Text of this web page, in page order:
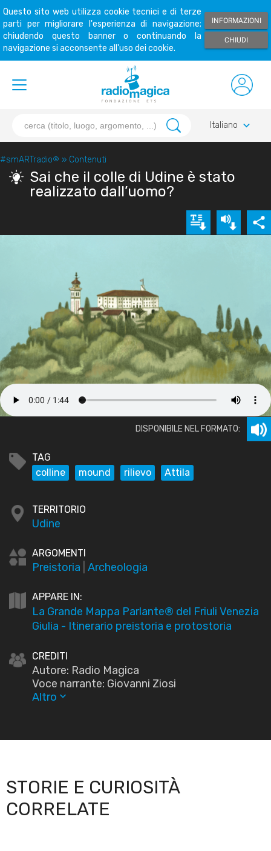
Questo sito web utilizza cookie tecnici e di terze
parti per migliorare l'esperienza di navigazione;
chiudendo questo banner o continuando la
navigazione si acconsente all'uso dei cookie.
INFORMAZIONI
CHIUDI
Italiano keyboard_arrow_down
#smARTradio® » Contenuti
Sai che il colle di Udine è stato
realizzato dall’uomo?
DISPONIBILE NEL FORMATO:
TAG
colline
mound rilievo Attila
TERRITORIO
Udine
ARGOMENTI
Preistoria Archeologia
APPARE IN:
La Grande Mappa Parlante® del Friuli Venezia
Giulia - Itinerario preistoria e protostoria
CREDITI
Autore: Radio Magica
Voce narrante: Giovanni Ziosi
Altro keyboard_arrow_down
STORIE E CURIOSITÀ
CORRELATE